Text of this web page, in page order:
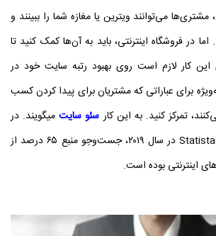
می‌توانند ویترین یا مغازه شما را ببینند و
در فروشگاه اینترنتی، باید به آن‌ها کمک کنید تا
این کار لازم است روی بهبود رتبه سایت خود در
برای عباراتی که مشتریان برای پیدا کردن کسب‌
تمرکز کنید. به این کار سئو سایتمیگویند. در
واقع، طبق یک مطالعه Statista در سال ۲۰۱۹، جست‌وجو منبع ۶۵ درصد از
اینترنتی بوده است.